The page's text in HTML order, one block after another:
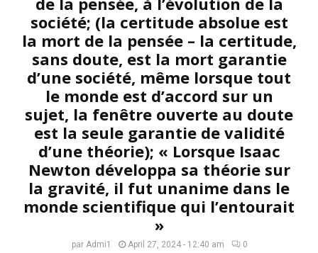
société; (la certitude absolue est
la mort de la pensée – la certitude,
sans doute, est la mort garantie
d’une société, même lorsque tout
le monde est d’accord sur un
sujet, la fenêtre ouverte au doute
est la seule garantie de validité
d’une théorie); « Lorsque Isaac
Newton développa sa théorie sur
la gravité, il fut unanime dans le
monde scientifique qui l’entourait
»
par Admi1 April 27, 2024 - 12:40 am 0